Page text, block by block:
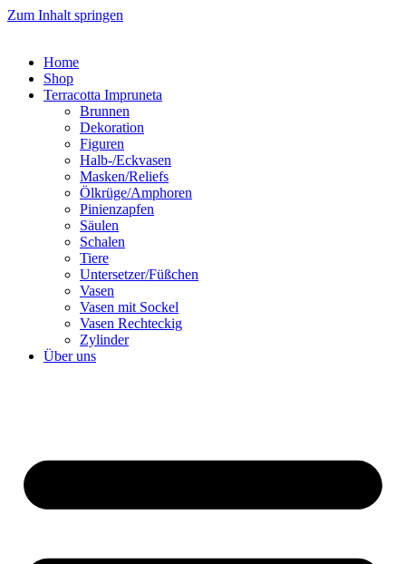
Zum Inhalt springen
Home
Shop
Terracotta Impruneta
Brunnen
Dekoration
Figuren
Halb-/Eckvasen
Masken/Reliefs
Ölkrüge/Amphoren
Pinienzapfen
Säulen
Schalen
Tiere
Untersetzer/Füßchen
Vasen
Vasen mit Sockel
Vasen Rechteckig
Zylinder
Über uns